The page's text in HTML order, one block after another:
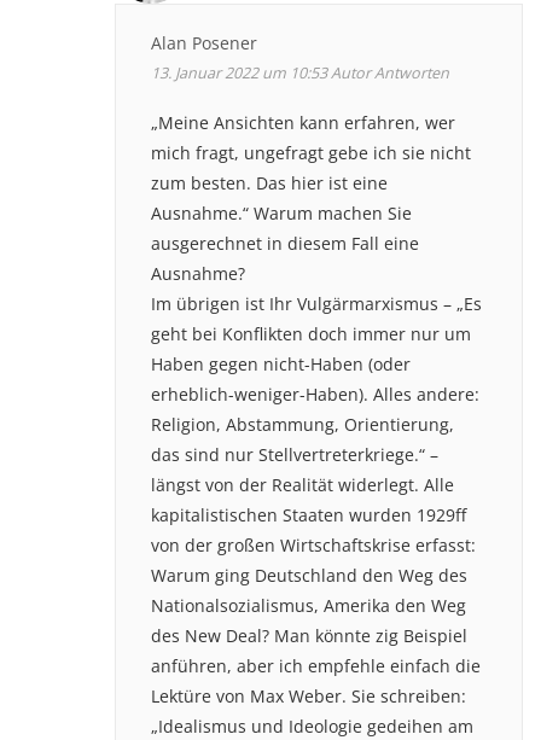
Alan Posener
13. Januar 2022 um 10:53AutorAntworten
„Meine Ansichten kann erfahren, wer
mich fragt, ungefragt gebe ich sie nicht
zum besten. Das hier ist eine
Ausnahme.“ Warum machen Sie
ausgerechnet in diesem Fall eine
Ausnahme?
Im übrigen ist Ihr Vulgärmarxismus – „Es
geht bei Konflikten doch immer nur um
Haben gegen nicht-Haben (oder
erheblich-weniger-Haben). Alles andere:
Religion, Abstammung, Orientierung,
das sind nur Stellvertreterkriege.“ –
längst von der Realität widerlegt. Alle
kapitalistischen Staaten wurden 1929ff
von der großen Wirtschaftskrise erfasst:
Warum ging Deutschland den Weg des
Nationalsozialismus, Amerika den Weg
des New Deal? Man könnte zig Beispiel
anführen, aber ich empfehle einfach die
Lektüre von Max Weber. Sie schreiben:
„Idealismus und Ideologie gedeihen am